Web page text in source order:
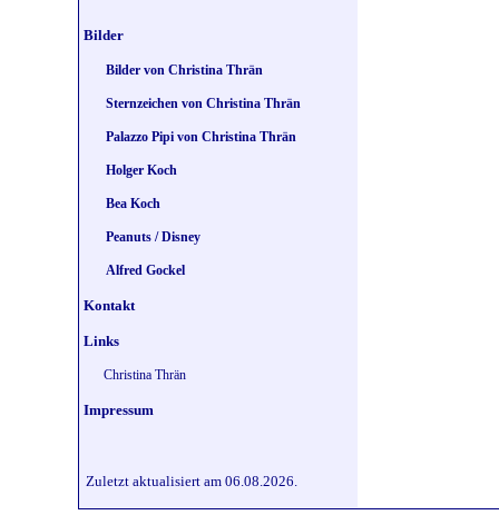
Bilder
Bilder von Christina Thrän
Sternzeichen von Christina Thrän
Palazzo Pipi von Christina Thrän
Holger Koch
Bea Koch
Peanuts / Disney
Alfred Gockel
Kontakt
Links
Christina Thrän
Impressum
Zuletzt aktualisiert am 06.08.2026.